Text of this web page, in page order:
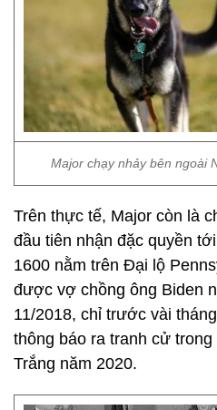
Major chạy nhảy bên ngoài
Trên thực tế, Major còn là
đầu tiên nhận đặc quyền
1600 nằm trên Đại lộ
được vợ chồng ông Biden
11/2018, chỉ trước vài
thông báo ra tranh cử
Trắng năm 2020.